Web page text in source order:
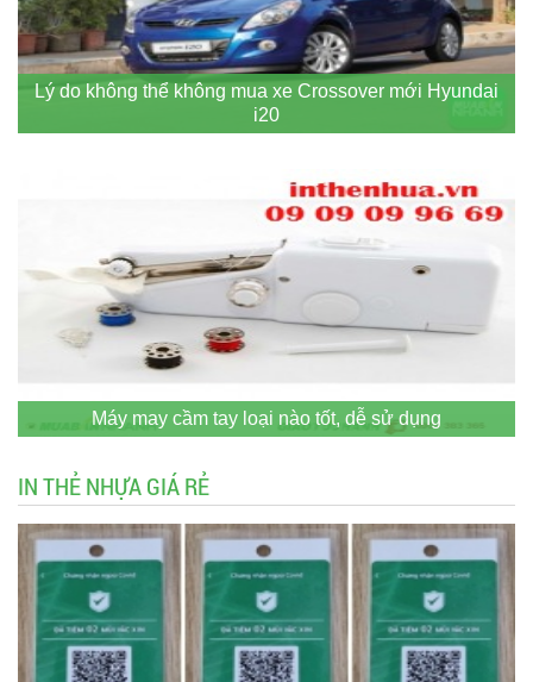
Lý do không thể không mua xe Crossover mới Hyundai
i20
Máy may cầm tay loại nào tốt, dễ sử dụng
IN THẺ NHỰA GIÁ RẺ